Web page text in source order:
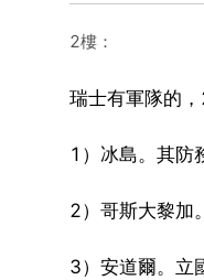
2樓：
瑞士有軍隊的
1）冰島。其防
2）哥斯大黎加
3）安道爾。立